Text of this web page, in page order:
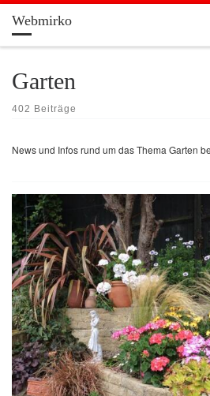
Zum Inhalt springen
Webmirko
Garten
402 Beiträge
News und Infos rund um das Thema Garten